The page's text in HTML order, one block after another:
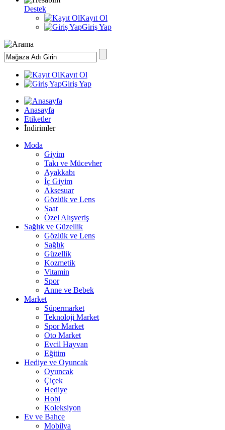
Destek
Kayıt Ol
Giriş Yap
Kayıt Ol
Giriş Yap
Anasayfa
Etiketler
İndirimler
Moda
Giyim
Takı ve Mücevher
Ayakkabı
İç Giyim
Aksesuar
Gözlük ve Lens
Saat
Özel Alışveriş
Sağlık ve Güzellik
Gözlük ve Lens
Sağlık
Güzellik
Kozmetik
Vitamin
Spor
Anne ve Bebek
Market
Süpermarket
Teknoloji Market
Spor Market
Oto Market
Evcil Hayvan
Eğitim
Hediye ve Oyuncak
Oyuncak
Çiçek
Hediye
Hobi
Koleksiyon
Ev ve Bahçe
Mobilya